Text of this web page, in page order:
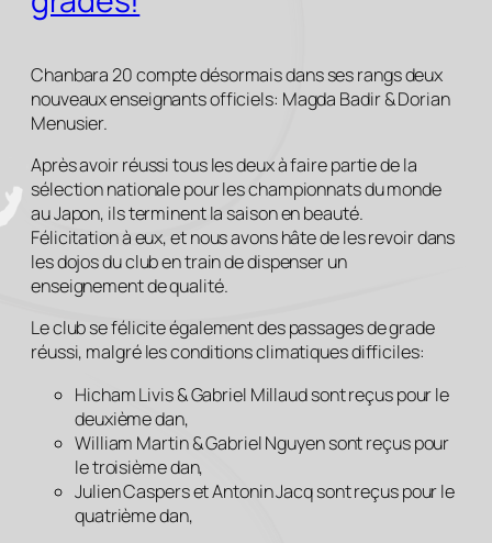
Chanbara 20 compte désormais dans ses rangs deux
nouveaux enseignants officiels: Magda Badir & Dorian
Menusier.
Après avoir réussi tous les deux à faire partie de la
sélection nationale pour les championnats du monde
au Japon, ils terminent la saison en beauté.
Félicitation à eux, et nous avons hâte de les revoir dans
les dojos du club en train de dispenser un
enseignement de qualité.
Le club se félicite également des passages de grade
réussi, malgré les conditions climatiques difficiles:
Hicham Livis & Gabriel Millaud sont reçus pour le
deuxième dan,
William Martin & Gabriel Nguyen sont reçus pour
le troisième dan,
Julien Caspers et Antonin Jacq sont reçus pour le
quatrième dan,